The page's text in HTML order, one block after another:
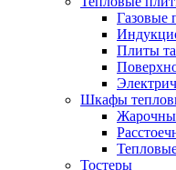
Газовые
Плиты
Шкафы
Тостеры